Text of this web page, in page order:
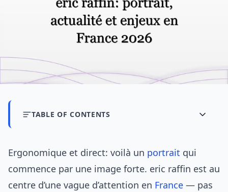
TABLE OF CONTENTS
Ergonomique et direct: voilà un portrait qui
commence par une image forte. eric raffin est au
centre d’une vague d’attention en France — pas